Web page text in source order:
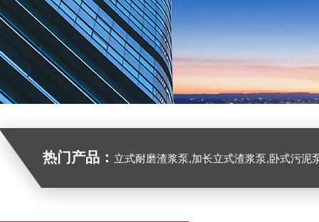
热门产品： 立式耐磨渣浆泵,加长立式渣浆泵,卧式污泥